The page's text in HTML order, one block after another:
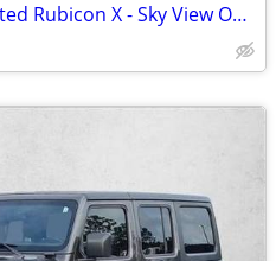
2025 Jeep Wrangler Unlimited Rubicon X - Sky View One Touch Top